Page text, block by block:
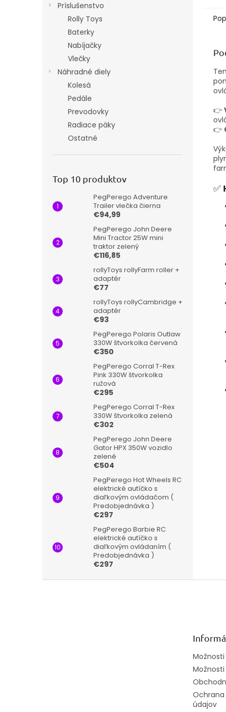
Príslušenstvo
Rolly Toys
Baterky
Nabíjačky
Vlečky
Náhradné diely
Kolesá
Pedále
Prevodovky
Radiace páky
Ostatné
Top 10 produktov
PegPerego Adventure
Trailer vlečka čierna
€94,99
PegPerego John Deere
Mini Tractor 25W mini
traktor zelený
€116,85
rollyToys rollyFarm roller +
adaptér
€77
rollyToys rollyCambridge +
adaptér
€93
PegPerego Polaris Outlaw
330W štvorkolka červená
€350
PegPerego Corral T-Rex
Pink 330W štvorkolka
ružová
€295
PegPerego Corral T-Rex
330W štvorkolka zelená
€302
PegPerego John Deere
Gator HPX 350W vozidlo
zelené
€504
PegPerego Hot Wheels RC
elektrické autíčko s
diaľkovým ovládačom (
Predobjednávka )
€297
PegPerego Barbie RC
elektrické autíčko s
diaľkovým ovládaním (
Predobjednávka )
€297
👉
👉
✅
údajov